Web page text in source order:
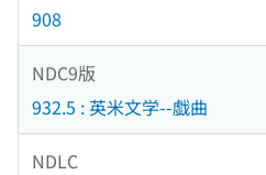
908
NDC9版
932.5 : 英米文学--戯曲
NDLC